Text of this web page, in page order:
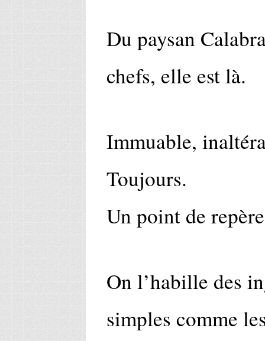
Du paysan
chefs, elle est là.
Immuable,
Toujours.
Un point de
On l’habille des
simples comme